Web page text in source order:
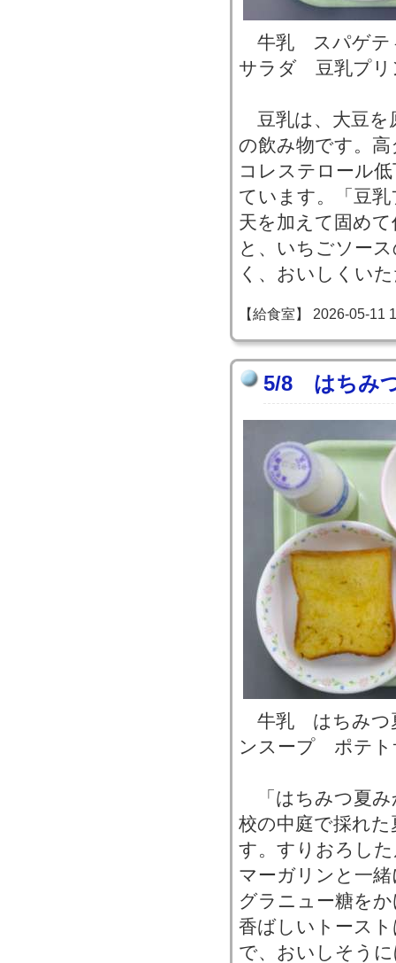
牛乳 スパゲテ
サラダ 豆乳プリ
豆乳は、大豆を
の飲み物です。
コレステロール
ています。「豆
天を加えて固め
と、いちごソー
く、おいしくい
【給食室】 2026-05-11
5/8 はちみ
牛乳 はちみつ
ンスープ ポテト
「はちみつ夏み
校の中庭で採れ
す。すりおろし
マーガリンと一
グラニュー糖を
香ばしいトース
で、おいしそう